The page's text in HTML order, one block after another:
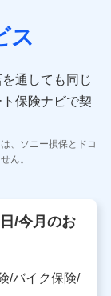
者及び被保険
約者と被保険
トの種類や年
険関連サービ
め
の他に関する
託業務遂行の
ス
通しても同じ
保険ナビで契
、ソニー損保とドコ
ん。
/今月のお
/バイク保険/